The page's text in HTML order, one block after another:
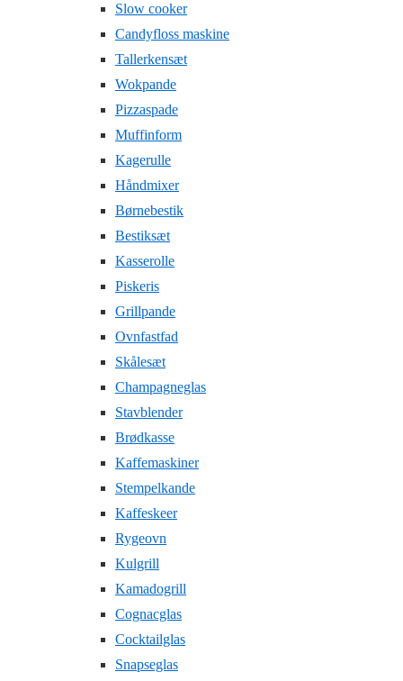
Slow cooker
Candyfloss maskine
Tallerkensæt
Wokpande
Pizzaspade
Muffinform
Kagerulle
Håndmixer
Børnebestik
Bestiksæt
Kasserolle
Piskeris
Grillpande
Ovnfastfad
Skålesæt
Champagneglas
Stavblender
Brødkasse
Kaffemaskiner
Stempelkande
Kaffeskeer
Rygeovn
Kulgrill
Kamadogrill
Cognacglas
Cocktailglas
Snapseglas